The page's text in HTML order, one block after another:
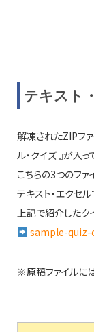
テキスト
解凍されたZIPファ
ル・クイズ 』が入っ
こちらの3つのファ
テキスト・エクセ
上記で紹介したク
sample-
※原稿ファイルに